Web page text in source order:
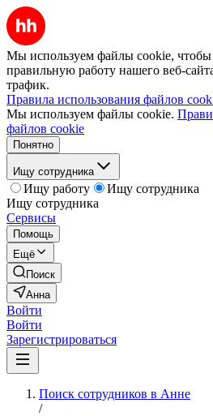
Мы используем файлы cookie, чтобы
правильную работу нашего веб-
трафик.
Правила использования файлов
Мы используем файлы cookie.
файлов cookie
Понятно
Ищу сотрудника
Ищу работу
Ищу сотрудника
Ищу сотрудника
Сервисы
Помощь
Ещё
Поиск
Анна
Войти
Войти
Зарегистрироваться
Поиск сотрудников в Анне
/